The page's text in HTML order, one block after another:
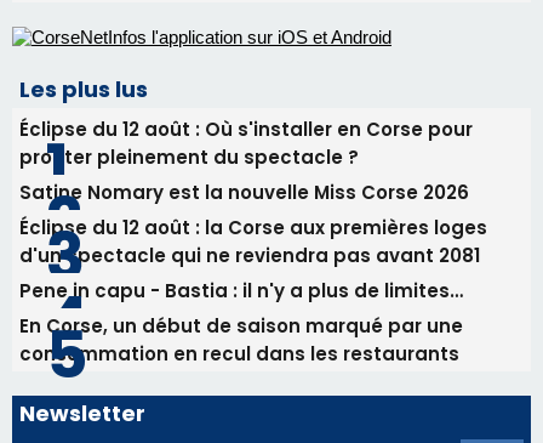
Les plus lus
Éclipse du 12 août : Où s'installer en Corse pour
profiter pleinement du spectacle ?
Satine Nomary est la nouvelle Miss Corse 2026
Éclipse du 12 août : la Corse aux premières loges
d'un spectacle qui ne reviendra pas avant 2081
Pene in capu - Bastia : il n'y a plus de limites…
En Corse, un début de saison marqué par une
consommation en recul dans les restaurants
Newsletter